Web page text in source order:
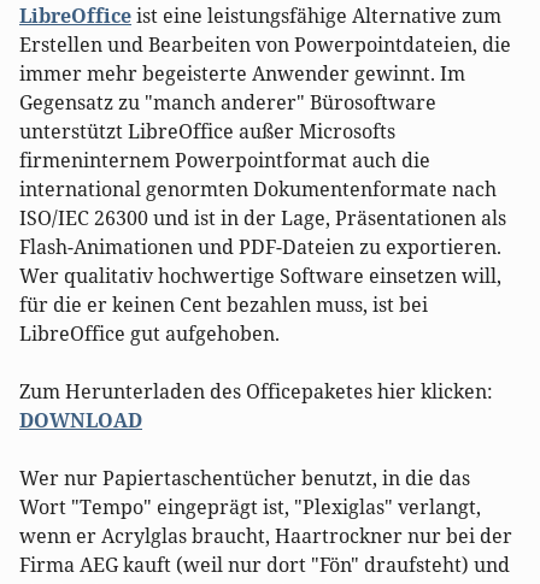
LibreOfficeist eine leistungsfähige Alternative zum
Erstellen und Bearbeiten von Powerpointdateien, die
immer mehr begeisterte Anwender gewinnt. Im
Gegensatz zu "manch anderer" Bürosoftware
unterstützt LibreOffice außer Microsofts
firmeninternem Powerpointformat auch die
international genormten Dokumentenformate nach
ISO/IEC 26300 und ist in der Lage, Präsentationen als
Flash-Animationen und PDF-Dateien zu exportieren.
Wer qualitativ hochwertige Software einsetzen will,
für die er keinen Cent bezahlen muss, ist bei
LibreOffice gut aufgehoben.
Zum Herunterladen des Officepaketes hier klicken:
DOWNLOAD
Wer nur Papiertaschentücher benutzt, in die das
Wort "Tempo" eingeprägt ist, "Plexiglas" verlangt,
wenn er Acrylglas braucht, Haartrockner nur bei der
Firma AEG kauft (weil nur dort "Fön" draufsteht) und